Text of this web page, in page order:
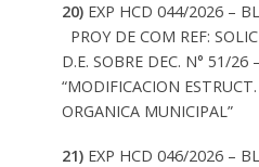
20) EXP HCD 044/2026 –
PROY DE COM REF:
D.E. SOBRE DEC. N° 51/26
“MODIFICACION ESTRUCT.
ORGANICA MUNICIPAL”
21) EXP HCD 046/2026 –